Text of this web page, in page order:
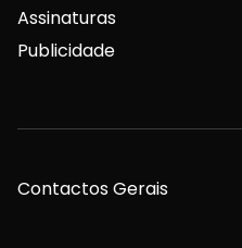
Assinaturas
Publicidade
Contactos Gerais